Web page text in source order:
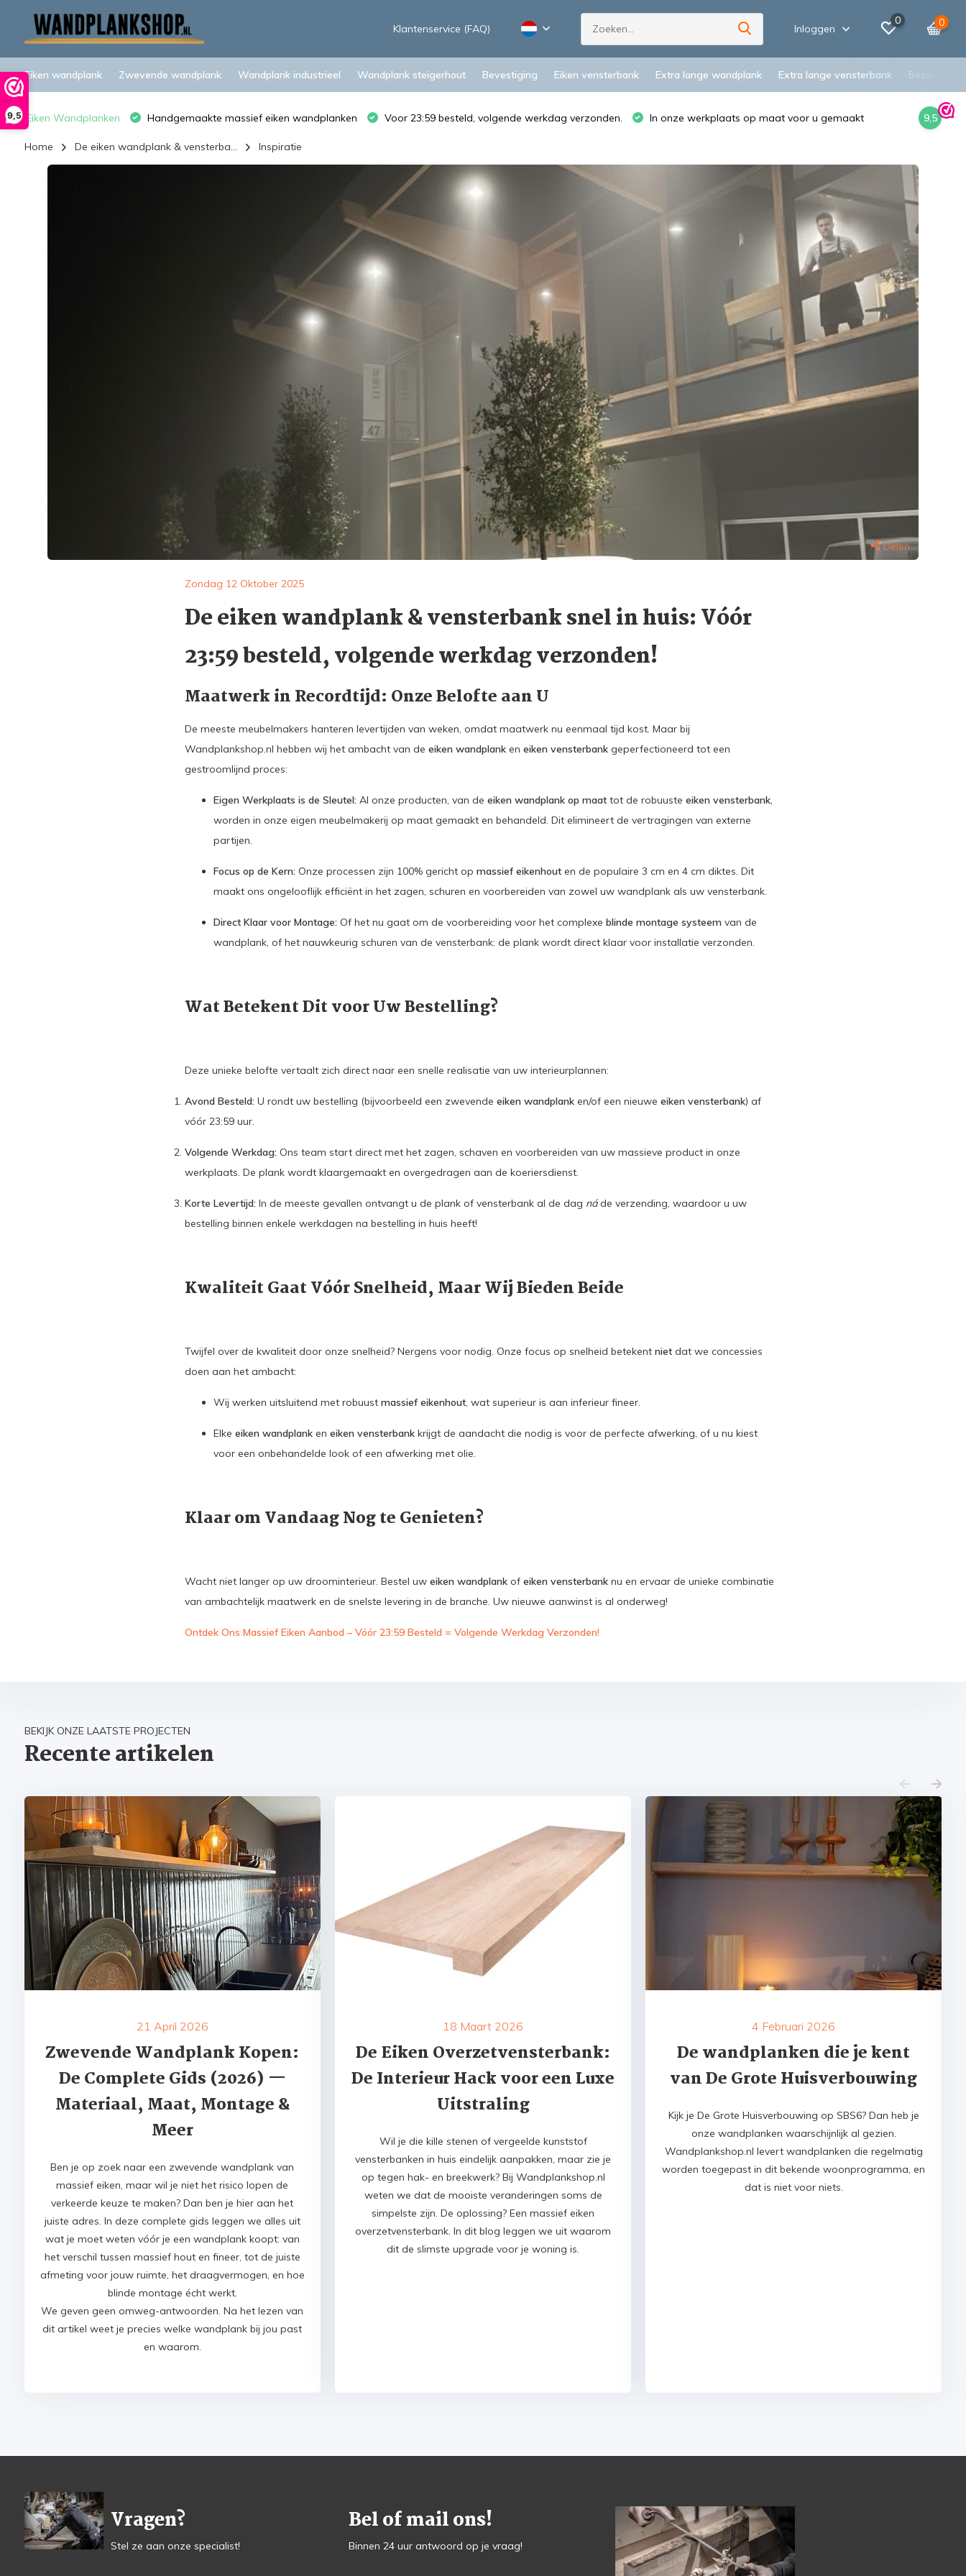
9,5
Klantenservice (FAQ) Inloggen
0 0
Eiken wandplank Zwevende wandplank Wandplank industrieel Wandplank steigerhout Bevestiging Eiken vensterbank Extra lange wandplank Extra lange vensterbank Bezorging
Eiken Wandplanken Handgemaakte massief eiken wandplanken Voor 23:59 besteld, volgende werkdag verzonden. In onze werkplaats op maat voor u gemaakt 9,5
Home De eiken wandplank & vensterba... Inspiratie
Delen
Zondag 12 Oktober 2025
De eiken wandplank & vensterbank snel in huis: Vóór
23:59 besteld, volgende werkdag verzonden!
Maatwerk in Recordtijd: Onze Belofte aan U
De meeste meubelmakers hanteren levertijden van weken, omdat maatwerk nu eenmaal tijd kost. Maar bij
Wandplankshop.nl hebben wij het ambacht van deeiken wandplank eneiken vensterbank geperfectioneerd tot een
gestroomlijnd proces:
Eigen Werkplaats is de Sleutel: Al onze producten, van deeiken wandplank op maat tot de robuusteeiken vensterbank,
worden in onze eigen meubelmakerij op maat gemaakt en behandeld. Dit elimineert de vertragingen van externe
partijen.
Focus op de Kern: Onze processen zijn 100% gericht opmassief eikenhout en de populaire 3 cm en 4 cm diktes. Dit
maakt ons ongelooflijk efficiënt in het zagen, schuren en voorbereiden van zowel uw wandplank als uw vensterbank.
Direct Klaar voor Montage: Of het nu gaat om de voorbereiding voor het complexeblinde montage systeem van de
wandplank, of het nauwkeurig schuren van de vensterbank: de plank wordt direct klaar voor installatie verzonden.
Wat Betekent Dit voor Uw Bestelling?
Deze unieke belofte vertaalt zich direct naar een snelle realisatie van uw interieurplannen:
Avond Besteld: U rondt uw bestelling (bijvoorbeeld een zwevendeeiken wandplank en/of een nieuweeiken vensterbank) af
vóór 23:59 uur.
Volgende Werkdag: Ons team start direct met het zagen, schaven en voorbereiden van uw massieve product in onze
werkplaats. De plank wordt klaargemaakt en overgedragen aan de koeriersdienst.
Korte Levertijd: In de meeste gevallen ontvangt u de plank of vensterbank al de dag náde verzending, waardoor u uw
bestelling binnen enkele werkdagen na bestelling in huis heeft!
Kwaliteit Gaat Vóór Snelheid, Maar Wij Bieden Beide
Twijfel over de kwaliteit door onze snelheid? Nergens voor nodig. Onze focus op snelheid betekentniet dat we concessies
doen aan het ambacht:
Wij werken uitsluitend met robuustmassief eikenhout, wat superieur is aan inferieur fineer.
Elkeeiken wandplank eneiken vensterbank krijgt de aandacht die nodig is voor de perfecte afwerking, of u nu kiest
voor een onbehandelde look of een afwerking met olie.
Klaar om Vandaag Nog te Genieten?
Wacht niet langer op uw droominterieur. Bestel uweiken wandplank ofeiken vensterbank nu en ervaar de unieke combinatie
van ambachtelijk maatwerk en de snelste levering in de branche. Uw nieuwe aanwinst is al onderweg!
Ontdek Ons Massief Eiken Aanbod – Vóór 23:59 Besteld = Volgende Werkdag Verzonden!
BEKIJK ONZE LAATSTE PROJECTEN
Recente artikelen
21 April 2026
Zwevende Wandplank Kopen:
De Complete Gids (2026) —
Materiaal, Maat, Montage &
Meer
Ben je op zoek naar een zwevende wandplank van
massief eiken, maar wil je niet het risico lopen de
verkeerde keuze te maken? Dan ben je hier aan het
juiste adres. In deze complete gids leggen we alles uit
wat je moet weten vóór je een wandplank koopt: van
het verschil tussen massief hout en fineer, tot de juiste
afmeting voor jouw ruimte, het draagvermogen, en hoe
blinde montage écht werkt.
We geven geen omweg-antwoorden. Na het lezen van
dit artikel weet je precies welke wandplank bij jou past
en waarom.
18 Maart 2026
De Eiken Overzetvensterbank:
De Interieur Hack voor een Luxe
Uitstraling
Wil je die kille stenen of vergeelde kunststof
vensterbanken in huis eindelijk aanpakken, maar zie je
op tegen hak- en breekwerk? Bij Wandplankshop.nl
weten we dat de mooiste veranderingen soms de
simpelste zijn. De oplossing? Een massief eiken
overzetvensterbank. In dit blog leggen we uit waarom
dit de slimste upgrade voor je woning is.
4 Februari 2026
De wandplanken die je kent
van De Grote Huisverbouwing
Kijk je De Grote Huisverbouwing op SBS6? Dan heb je
onze wandplanken waarschijnlijk al gezien.
Wandplankshop.nl levert wandplanken die regelmatig
worden toegepast in dit bekende woonprogramma, en
dat is niet voor niets.
Vragen?
Stel ze aan onze specialist!
Bel of mail ons!
Binnen 24 uur antwoord op je vraag!